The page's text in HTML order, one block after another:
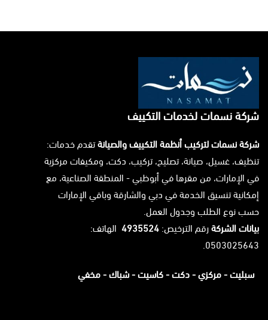
شركة نسمات لخدمات التكييف
شركة نسمات لتركيب أنظمة التكييف والصيانةتقدم خدمات:
تنظيف، غسيل، صيانة، تصليح، تركيب، دكت، ومكيفات مركزية
في الإمارات، من مقرها في أبوظبي - المنطقة الصناعية، مع
إمكانية تنسيق الخدمة في دبي والشارقة وباقي الإمارات
حسب نوع الطلب وجدول العمل.
بيانات الشركةرقم الترخيص: 4935524 الهاتف:
0503025643.
سبليت -مركزي -دكت -كاسيت -شباك -مخفي